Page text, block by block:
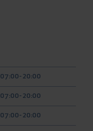
07:00-20:00
07:00-20:00
07:00-20:00